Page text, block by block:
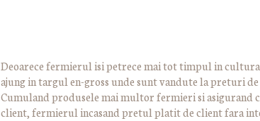
Deoarece fermierul isi petrece mai tot timpul in
ajung in targul en-gross unde sunt vandute la preturi
Cumuland produsele mai multor fermieri si asigurand
client, fermierul incasand pretul platit de client fara